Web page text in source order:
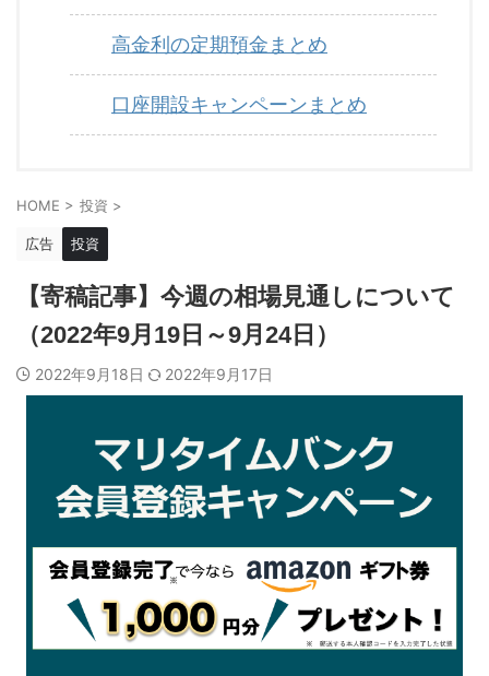
高金利の定期預金まとめ
口座開設キャンペーンまとめ
HOME > 投資 >
広告 投資
【寄稿記事】今週の相場見通しについて
（2022年9月19日～9月24日）
2022年9月18日 2022年9月17日